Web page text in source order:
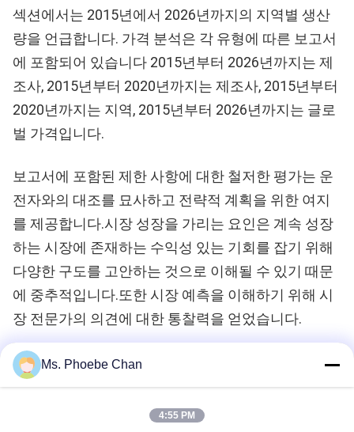
섹션에서는 2015년에서 2026년까지의 지역별 생산
량을 언급합니다. 가격 분석은 각 유형에 따른 보고서
에 포함되어 있습니다 2015년부터 2026년까지는 제
조사, 2015년부터 2020년까지는 제조사, 2015년부터
2020년까지는 지역, 2015년부터 2026년까지는 글로
벌 가격입니다.
보고서에 포함된 제한 사항에 대한 철저한 평가는 운
전자와의 대조를 묘사하고 전략적 계획을 위한 여지
를 제공합니다.시장 성장을 가리는 요인은 계속 성장
하는 시장에 존재하는 수익성 있는 기회를 잡기 위해
다양한 구도를 고안하는 것으로 이해될 수 있기 때문
에 중추적입니다.또한 시장 예측을 이해하기 위해 시
장 전문가의 의견에 대한 통찰력을 얻었습니다.
Recommended Products
Ms. Phoebe Chan
4:55 PM